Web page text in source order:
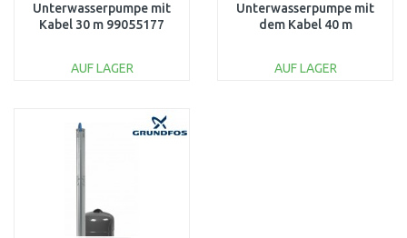
Unterwasserpumpe mit
Kabel 30 m 99055177
AUF LAGER
Unterwasserpumpe mit
dem Kabel 40 m
AUF LAGER